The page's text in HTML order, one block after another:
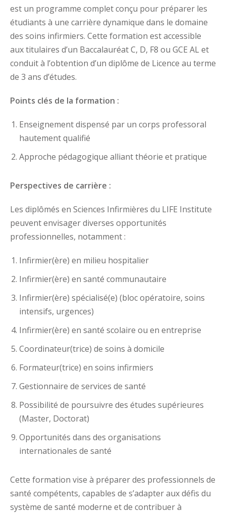
Sanitaires
Généralistes
option Santé
Analyses
Assistant en imagerie
Aide chimiste-biologiste
DQP
Secrétariat médical
est un programme complet conçu pour préparer les
étudiants à une carrière dynamique dans le domaine
des soins infirmiers. Cette formation est accessible
aux titulaires d’un Baccalauréat C, D, F8 ou GCE AL et
conduit à l’obtention d’un diplôme de Licence au terme
de 3 ans d’études.
Points clés de la formation :
Enseignement dispensé par un corps professoral
hautement qualifié
Approche pédagogique alliant théorie et pratique
Perspectives de carrière :
Les diplômés en Sciences Infirmières du LIFE Institute
peuvent envisager diverses opportunités
professionnelles, notamment :
Infirmier(ère) en milieu hospitalier
Infirmier(ère) en santé communautaire
Infirmier(ère) spécialisé(e) (bloc opératoire, soins
intensifs, urgences)
Infirmier(ère) en santé scolaire ou en entreprise
Coordinateur(trice) de soins à domicile
Formateur(trice) en soins infirmiers
Gestionnaire de services de santé
Possibilité de poursuivre des études supérieures
(Master, Doctorat)
Opportunités dans des organisations
internationales de santé
Cette formation vise à préparer des professionnels de
santé compétents, capables de s’adapter aux défis du
système de santé moderne et de contribuer à